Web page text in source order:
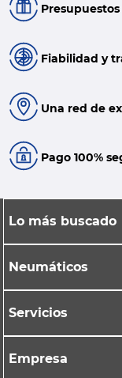
Fiabilidad y
Una red de
Pago 100%
Lo más buscado
Neumáticos
Servicios
Empresa